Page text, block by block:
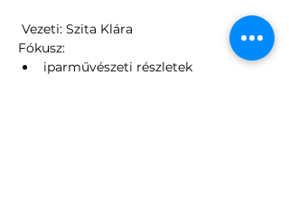
Vezeti: Szita Klára
Fókusz:
iparművészeti részletek